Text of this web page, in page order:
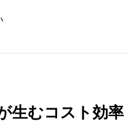
生むコスト効率